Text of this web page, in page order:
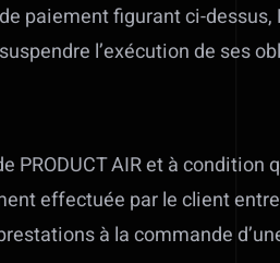
paiement figurant ci-
l’exécution de ses
PRODUCT AIR et à
effectuée par le client
à la commande